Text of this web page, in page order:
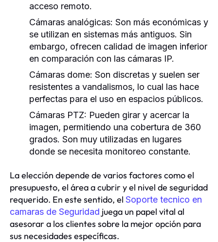
acceso remoto.
Cámaras analógicas: Son más económicas y
se utilizan en sistemas más antiguos. Sin
embargo, ofrecen calidad de imagen inferior
en comparación con las cámaras IP.
Cámaras dome: Son discretas y suelen ser
resistentes a vandalismos, lo cual las hace
perfectas para el uso en espacios públicos.
Cámaras PTZ: Pueden girar y acercar la
imagen, permitiendo una cobertura de 360
grados. Son muy utilizadas en lugares
donde se necesita monitoreo constante.
La elección depende de varios factores como el
presupuesto, el área a cubrir y el nivel de seguridad
requerido. En este sentido, el Soporte tecnico en
camaras de Seguridad juega un papel vital al
asesorar a los clientes sobre la mejor opción para
sus necesidades específicas.